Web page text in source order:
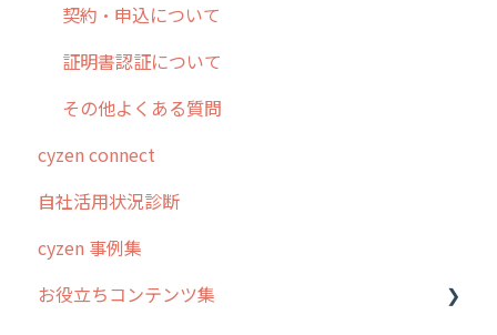
契約・申込について
証明書認証について
その他よくある質問
cyzen connect
自社活用状況診断
cyzen 事例集
お役立ちコンテンツ集